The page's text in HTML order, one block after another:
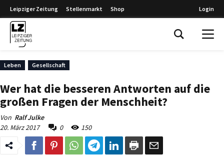
Leipziger Zeitung Stellenmarkt Shop Login
Leben Gesellschaft
Wer hat die besseren Antworten auf die
großen Fragen der Menschheit?
Von Ralf Julke
20. März 2017
0 150